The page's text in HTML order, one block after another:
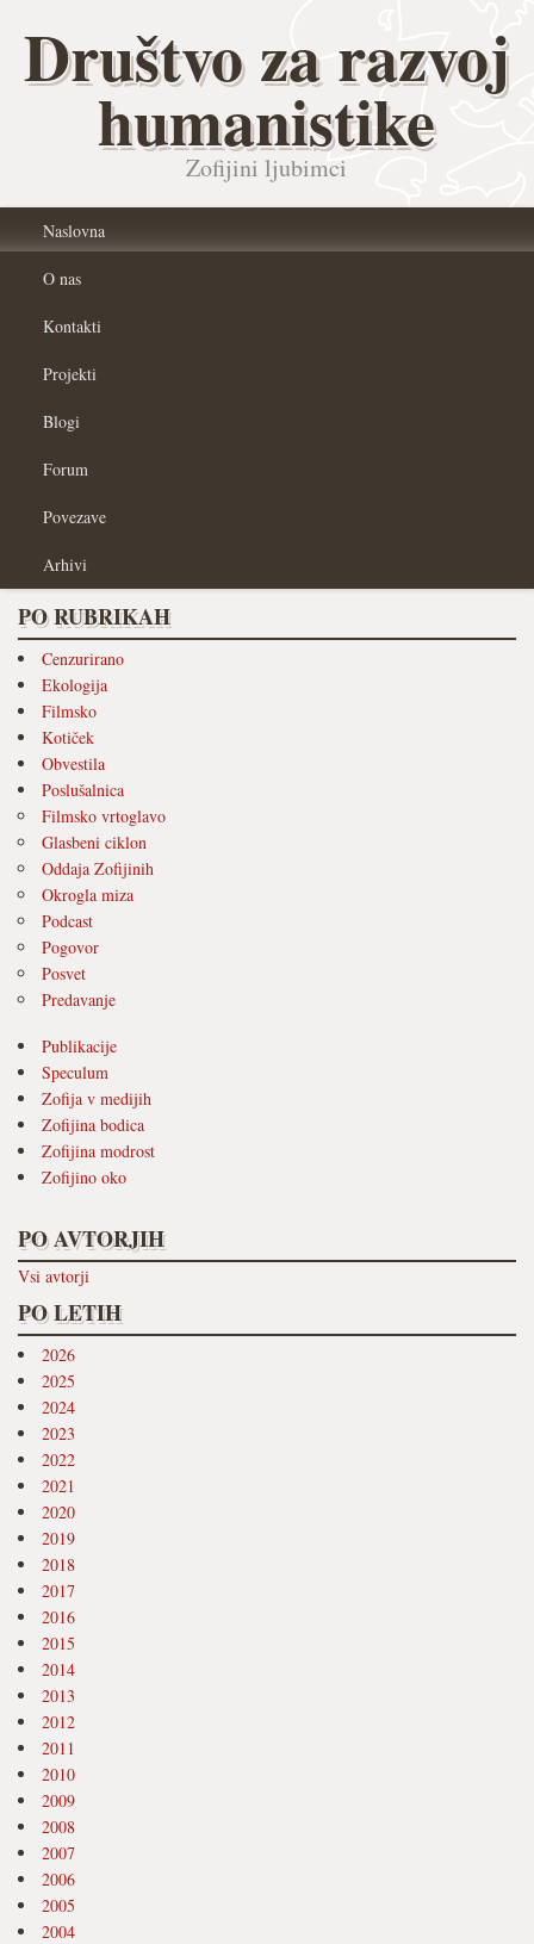
Društvo za razvoj
humanistike
Zofijini ljubimci
Naslovna
O nas
Kontakti
Projekti
Blogi
Forum
Povezave
Arhivi
PO RUBRIKAH
Cenzurirano
Ekologija
Filmsko
Kotiček
Obvestila
Poslušalnica
Filmsko vrtoglavo
Glasbeni ciklon
Oddaja Zofijinih
Okrogla miza
Podcast
Pogovor
Posvet
Predavanje
Publikacije
Speculum
Zofija v medijih
Zofijina bodica
Zofijina modrost
Zofijino oko
PO AVTORJIH
Vsi avtorji
PO LETIH
2026
2025
2024
2023
2022
2021
2020
2019
2018
2017
2016
2015
2014
2013
2012
2011
2010
2009
2008
2007
2006
2005
2004